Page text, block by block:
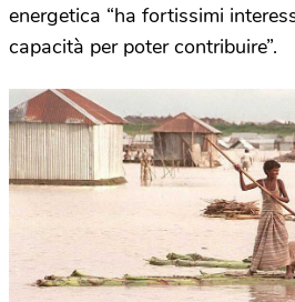
energetica “ha fortissimi
capacità per poter contribuire”.